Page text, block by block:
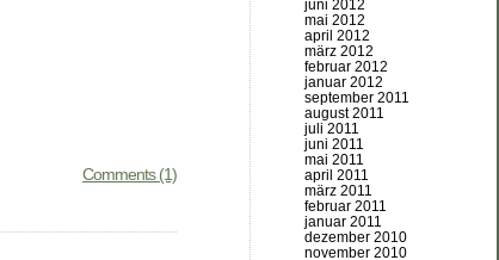
Comments (1)
juni 2012
mai 2012
april 2012
märz 2012
februar 2012
januar 2012
september 2011
august 2011
juli 2011
juni 2011
mai 2011
april 2011
märz 2011
februar 2011
januar 2011
dezember 2010
november 2010